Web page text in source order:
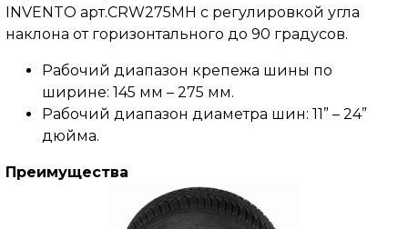
INVENTO арт.CRW275MH с регулировкой угла
наклона от горизонтального до 90 градусов.
Рабочий диапазон крепежа шины по
ширине: 145 мм – 275 мм.
Рабочий диапазон диаметра шин: 11” – 24”
дюйма.
Преимущества